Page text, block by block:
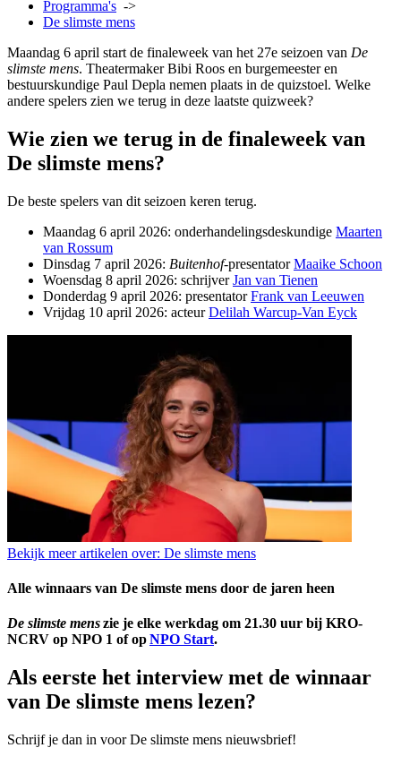
Programma's ->
De slimste mens
Maandag 6 april start de finaleweek van het 27e seizoen van De
slimste mens. Theatermaker Bibi Roos en burgemeester en
bestuurskundige Paul Depla nemen plaats in de quizstoel. Welke
andere spelers zien we terug in deze laatste quizweek?
Wie zien we terug in de finaleweek van
De slimste mens?
De beste spelers van dit seizoen keren terug.
Maandag 6 april 2026: onderhandelingsdeskundige Maarten
van Rossum
Dinsdag 7 april 2026: Buitenhof-presentatorMaaike Schoon
Woensdag 8 april 2026: schrijverJan van Tienen
Donderdag 9 april 2026: presentatorFrank van Leeuwen
Vrijdag 10 april 2026: acteurDelilah Warcup-Van Eyck
Bekijk meer artikelen over: De slimste mens
Alle winnaars van De slimste mens door de jaren heen
De slimste menszie je elke werkdag om 21.30 uur bij KRO-
NCRV op NPO 1 of opNPO Start.
Als eerste het interview met de winnaar
van De slimste mens lezen?
Schrijf je dan in voor De slimste mens nieuwsbrief!